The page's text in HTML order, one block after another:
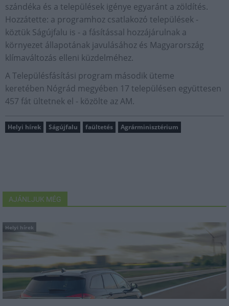
szándéka és a települések igénye egyaránt a zöldítés.
Hozzátette: a programhoz csatlakozó települések -
köztük Ságújfalu is - a fásítással hozzájárulnak a
környezet állapotának javulásához és Magyarország
klímaváltozás elleni küzdelméhez.
A Településfásítási program második üteme
keretében Nógrád megyében 17 településen együttesen
457 fát ültetnek el - közölte az AM.
Helyi hírek Ságújfalu faültetés Agrárminisztérium
AJÁNLJUK MÉG
Helyi hírek